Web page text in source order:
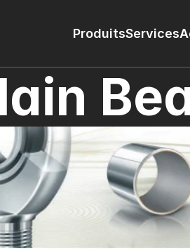
ProduitsServices